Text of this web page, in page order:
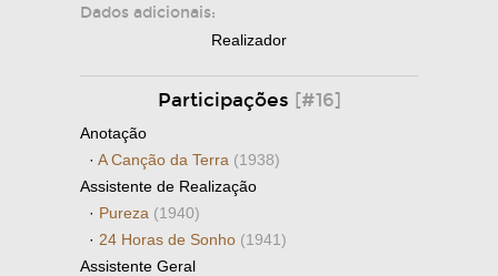
Dados adicionais:
Realizador
Participações [#16]
Anotação
· A Canção da Terra (1938)
Assistente de Realização
· Pureza (1940)
· 24 Horas de Sonho (1941)
Assistente Geral